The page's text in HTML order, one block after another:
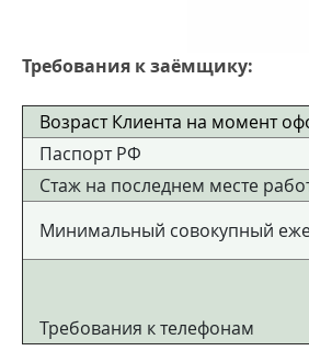
Требования к заёмщику:
Возраст Клиента на момент
Паспорт РФ
Стаж на последнем месте
Минимальный совокупный
Требования к телефонам